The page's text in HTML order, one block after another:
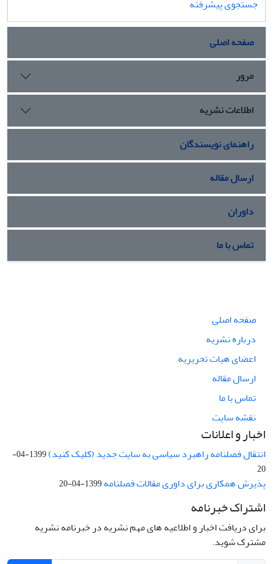
جستجوی پیشرفته
صفحه اصلی
مرور
اطلاعات نشریه
راهنمای نویسندگان
ارسال مقاله
داوران
تماس با ما
صفحه اصلی
درباره نشریه
اعضای هیات تحریریه
ارسال مقاله
تماس با ما
نقشه سایت
اخبار و اعلانات
انتقال فصلنامه راهبرد سیاسی به سایت جدید (کلیک کنید)
1399-04-
20
پذیرش همکاری برای داوری مقالات فصلنامه1399-04-20
اشتراک خبرنامه
برای دریافت اخبار و اطلاعیه های مهم نشریه در خبرنامه نشریه
مشترک شوید.